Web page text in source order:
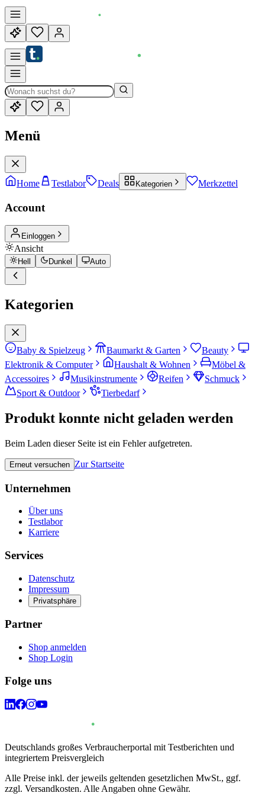
Menü
Home Testlabor Deals Kategorien Merkzettel
Account
Einloggen
Ansicht
Hell Dunkel Auto
Kategorien
Baby & Spielzeug Baumarkt & Garten
Beauty
Elektronik & Computer
Haushalt & Wohnen
Möbel &
Accessoires
Musikinstrumente Reifen
Schmuck
Sport & Outdoor
Tierbedarf
Produkt konnte nicht geladen werden
Beim Laden dieser Seite ist ein Fehler aufgetreten.
Erneut versuchen Zur Startseite
Unternehmen
Über uns
Testlabor
Karriere
Services
Datenschutz
Impressum
Privatsphäre
Partner
Shop anmelden
Shop Login
Folge uns
Deutschlands großes Verbraucherportal mit Testberichten und
integriertem Preisvergleich
Alle Preise inkl. der jeweils geltenden gesetzlichen MwSt., ggf.
zzgl. Versandkosten. Alle Angaben ohne Gewähr.